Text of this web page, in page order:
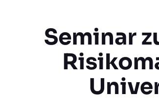
Seminar